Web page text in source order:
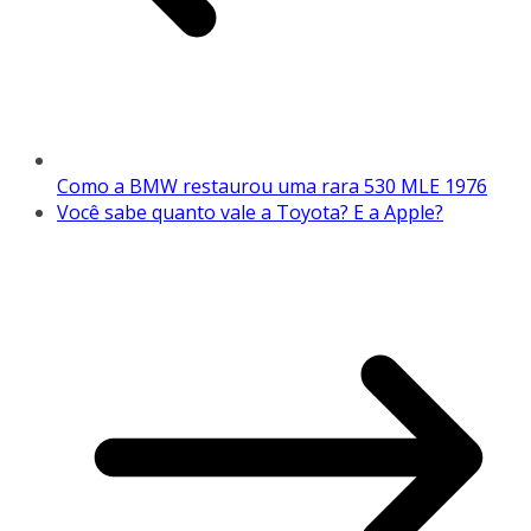
Como a BMW restaurou uma rara 530 MLE 1976
Você sabe quanto vale a Toyota? E a Apple?